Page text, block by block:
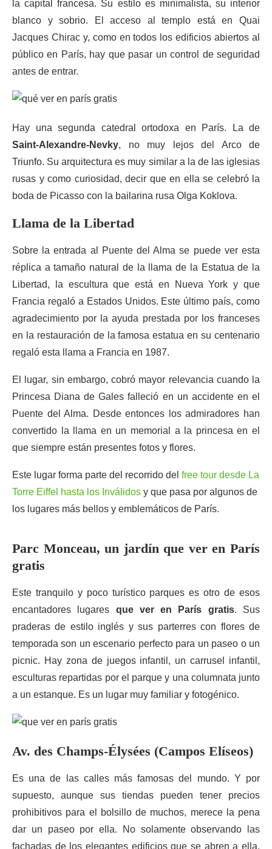
la capital francesa. Su estilo es minimalista, su interior
blanco y sobrio. El acceso al templo está en Quai
Jacques Chirac y, como en todos los edificios abiertos al
público en París, hay que pasar un control de seguridad
antes de entrar.
Hay una segunda catedral ortodoxa en París. La de
Saint-Alexandre-Nevky, no muy lejos del Arco de
Triunfo. Su arquitectura es muy similar a la de las iglesias
rusas y como curiosidad, decir que en ella se celebró la
boda de Picasso con la bailarina rusa Olga Koklova.
Llama de la Libertad
Sobre la entrada al Puente del Alma se puede ver esta
réplica a tamaño natural de la llama de la Estatua de la
Libertad, la escultura que está en Nueva York y que
Francia regaló a Estados Unidos. Este último país, como
agradecimiento por la ayuda prestada por los franceses
en la restauración de la famosa estatua en su centenario
regaló esta llama a Francia en 1987.
El lugar, sin embargo, cobró mayor relevancia cuando la
Princesa Diana de Gales falleció en un accidente en el
Puente del Alma. Desde entonces los admiradores han
convertido la llama en un memorial a la princesa en el
que siempre están presentes fotos y flores.
Este lugar forma parte del recorrido del free tour desde La
Torre Eiffel hasta los Inválidos y que pasa por algunos de
los lugares más bellos y emblemáticos de París.
Parc Monceau, un jardín que ver en París
gratis
Este tranquilo y poco turístico parques es otro de esos
encantadores lugares que ver en París gratis. Sus
praderas de estilo inglés y sus parterres con flores de
temporada son un escenario perfecto para un paseo o un
picnic. Hay zona de juegos infantil, un carrusel infantil,
esculturas repartidas por el parque y una columnata junto
a un estanque. Es un lugar muy familiar y fotogénico.
Av. des Champs-Élysées (Campos Elíseos)
Es una de las calles más famosas del mundo. Y por
supuesto, aunque sus tiendas pueden tener precios
prohibitivos para el bolsillo de muchos, merece la pena
dar un paseo por ella. No solamente observando las
fachadas de los elegantes edificios que se abren a ella.